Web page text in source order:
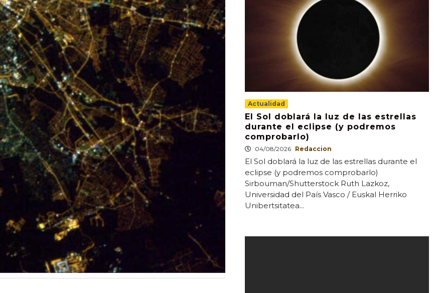
Actualidad
El Sol doblará la luz de las estrellas
durante el eclipse (y podremos
comprobarlo)
04/08/2026 Redaccion
El Sol doblará la luz de las estrellas durante el
eclipse (y podremos comprobarlo)
Sirbouman/Shutterstock Ruth Lazkoz,
Universidad del País Vasco / Euskal Herriko
Unibertsitatea...